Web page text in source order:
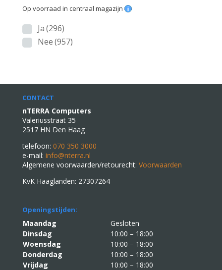
Op voorraad in centraal magazijn
Ja(296)
Nee(957)
CONTACT
nTERRA Computers
Valeriusstraat 35
2517 HN Den Haag
telefoon: 070 350 3000
e-mail: info@nterra.nl
Algemene voorwaarden/retourecht: Voorwaarden
KvK Haaglanden: 27307264
Openingstijden:
Maandag
Gesloten
Dinsdag
10:00 – 18:00
Woensdag
10:00 – 18:00
Donderdag
10:00 – 18:00
Vrijdag
10:00 – 18:00